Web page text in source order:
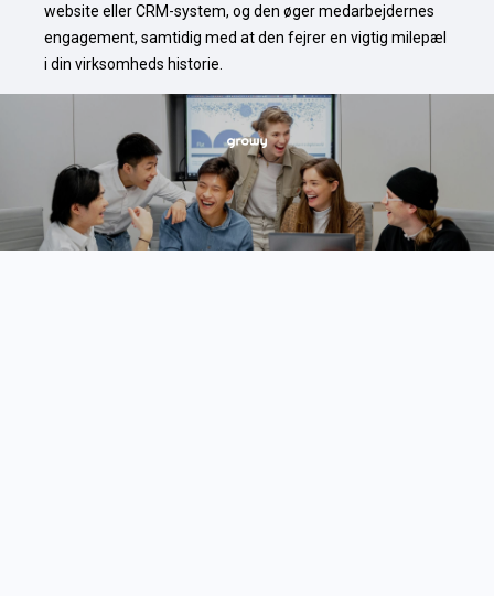
website eller CRM-system, og den øger medarbejdernes
engagement, samtidig med at den fejrer en vigtig milepæl
i din virksomheds historie.